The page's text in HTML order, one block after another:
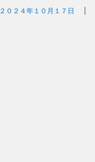
２０２４年１０月１７日